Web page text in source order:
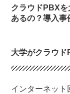
クラウドPBX
あるの？導入事
大学がクラウド
インターネット